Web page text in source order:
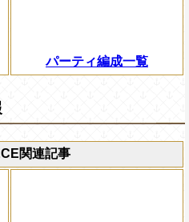
パーティ編成一覧
関連記事